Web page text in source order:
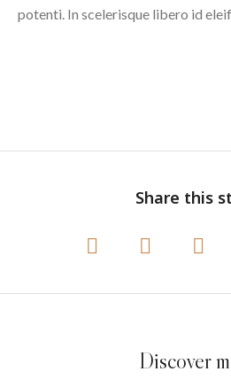
potenti. In scelerisque libero id
Share this
Discover